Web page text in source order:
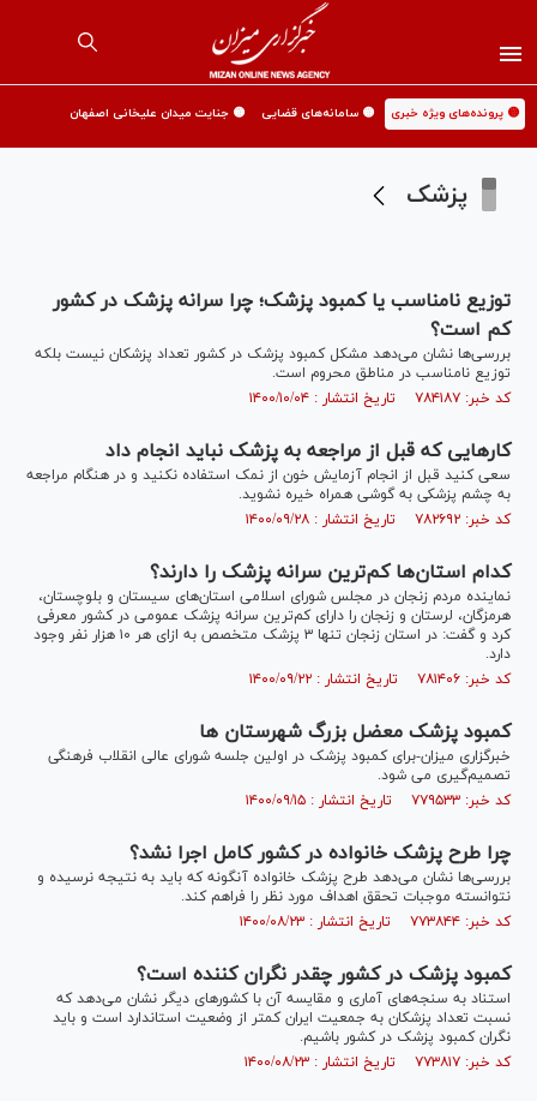
🟡 پرونده‌های ویژه خبری 🟡 سامانه‌های قضایی 🟡 جنایت میدان علیخانی اصفهان
پزشک
توزیع نامناسب یا کمبود پزشک؛ چرا سرانه پزشک در کشور
کم است؟
بررسی‌ها نشان می‌دهد مشکل کمبود پزشک در کشور تعداد پزشکان نیست بلکه
توزیع نامناسب در مناطق محروم است.
کد خبر: ۷۸۴۱۸۷ تاریخ انتشار : ۱۴۰۰/۱۰/۰۴
کار‌هایی که قبل از مراجعه به پزشک نباید انجام داد
سعی کنید قبل از انجام آزمایش خون از نمک استفاده نکنید و در هنگام مراجعه
به چشم پزشکی به گوشی همراه خیره نشوید.
کد خبر: ۷۸۲۶۹۲ تاریخ انتشار : ۱۴۰۰/۰۹/۲۸
کدام استان‌ها کم‌ترین سرانه پزشک را دارند؟
نماینده مردم زنجان در مجلس شورای اسلامی استان‌های سیستان و بلوچستان،
هرمزگان، لرستان و زنجان را دارای کم‌ترین سرانه پزشک عمومی در کشور معرفی
کرد و گفت: در استان زنجان تنها ۳ پزشک متخصص به ازای هر ۱۰ هزار نفر وجود
دارد.
کد خبر: ۷۸۱۴۰۶ تاریخ انتشار : ۱۴۰۰/۰۹/۲۲
کمبود پزشک معضل بزرگ شهرستان ها
خبرگزاری میزان-برای کمبود پزشک در اولین جلسه شورای عالی انقلاب فرهنگی
تصمیم‌گیری می شود.
کد خبر: ۷۷۹۵۳۳ تاریخ انتشار : ۱۴۰۰/۰۹/۱۵
چرا طرح پزشک خانواده در کشور کامل اجرا نشد؟
بررسی‌ها نشان می‌دهد طرح پزشک خانواده آنگونه که باید به نتیجه نرسیده و
نتوانسته موجبات تحقق اهداف مورد نظر را فراهم کند.
کد خبر: ۷۷۳۸۴۴ تاریخ انتشار : ۱۴۰۰/۰۸/۲۳
کمبود پزشک در کشور چقدر نگران کننده است؟
استناد به سنجه‌های آماری و مقایسه آن با کشور‌های دیگر نشان می‌دهد که
نسبت تعداد پزشکان به جمعیت ایران کمتر از وضعیت استاندارد است و باید
نگران کمبود پزشک در کشور باشیم.
کد خبر: ۷۷۳۸۱۷ تاریخ انتشار : ۱۴۰۰/۰۸/۲۳